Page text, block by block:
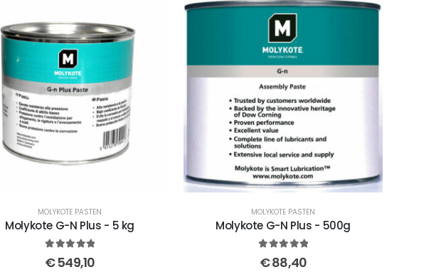
MOLYKOTE PASTEN
Molykote G-N Plus - 5 kg
out of 5
€549,10
MOLYKOTE PASTEN
Molykote G-N Plus - 500g
out of 5
€88,40